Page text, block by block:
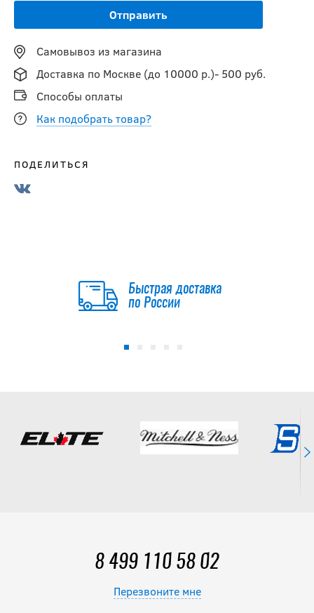
Самовывоз из магазина
Доставка по Москве (до 10000 р.)- 500 руб.
Способы оплаты
Как подобрать товар?
ПОДЕЛИТЬСЯ
Быстрая доставка
по России
8 499 110 58 02
Перезвоните мне